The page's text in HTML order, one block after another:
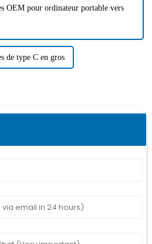
OEM pour ordinateur portable vers
de type C en gros